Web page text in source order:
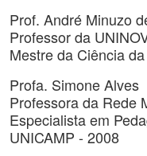
Prof. André Minuzo
Professor da
Mestre da Ciência
Profa. Simone Alves
Professora da Rede
Especialista em
UNICAMP - 2008